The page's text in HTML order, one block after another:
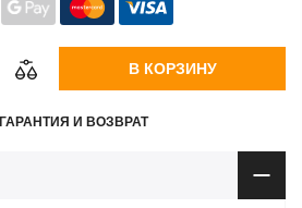
В КОРЗИНУ
ГАРАНТИЯ И ВОЗВРАТ